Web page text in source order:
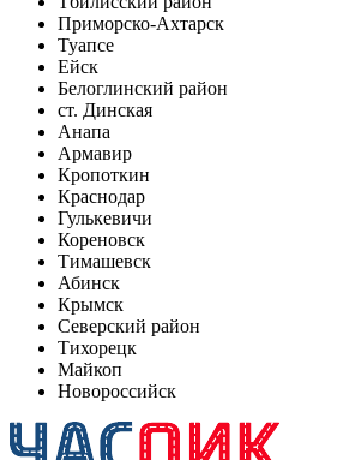
Приморско-Ахтарск
Туапсе
Ейск
Белоглинский район
ст. Динская
Анапа
Армавир
Кропоткин
Краснодар
Гулькевичи
Кореновск
Тимашевск
Абинск
Крымск
Северский район
Тихорецк
Майкоп
Новороссийск